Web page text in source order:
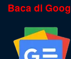
Baca di